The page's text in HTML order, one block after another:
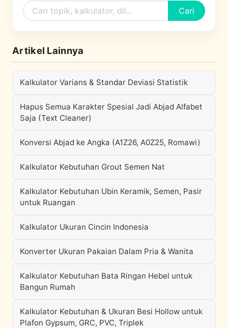
Cari
Artikel Lainnya
Kalkulator Varians & Standar Deviasi Statistik
Hapus Semua Karakter Spesial Jadi Abjad Alfabet
Saja (Text Cleaner)
Konversi Abjad ke Angka (A1Z26, A0Z25, Romawi)
Kalkulator Kebutuhan Grout Semen Nat
Kalkulator Kebutuhan Ubin Keramik, Semen, Pasir
untuk Ruangan
Kalkulator Ukuran Cincin Indonesia
Konverter Ukuran Pakaian Dalam Pria & Wanita
Kalkulator Kebutuhan Bata Ringan Hebel untuk
Bangun Rumah
Kalkulator Kebutuhan & Ukuran Besi Hollow untuk
Plafon Gypsum, GRC, PVC, Triplek